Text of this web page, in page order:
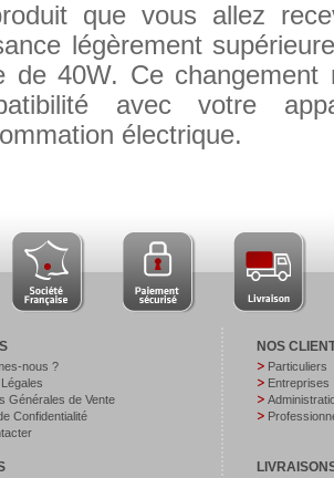
que vous allez
légèrement
de 40W. Ce
avec votre
électrique.
nous ?
Générales de Vente
Confidentialité
NOS
Particuliers
Entreprises